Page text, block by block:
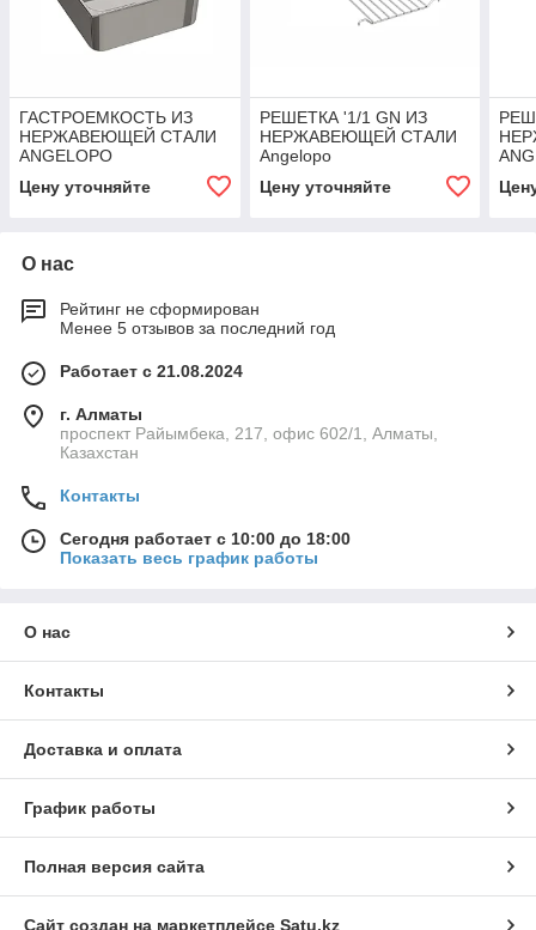
ГАСТРОЕМКОСТЬ ИЗ
НЕРЖАВЕЮЩЕЙ СТАЛИ
ANGELOPO
Цену уточняйте
РЕШЕТКА '1/1 GN ИЗ
НЕРЖАВЕЮЩЕЙ СТАЛИ
Angelopo
Цену уточняйте
О нас
Рейтинг не сформирован
Менее 5 отзывов за последний год
Работает с 21.08.2024
г. Алматы
проспект Райымбека, 217, офис 602/1, Алматы,
Казахстан
Контакты
Сегодня работает с 10:00 до 18:00
Показать весь график работы
О нас
Контакты
Доставка и оплата
График работы
Полная версия сайта
Сайт создан на маркетплейсе Satu.kz